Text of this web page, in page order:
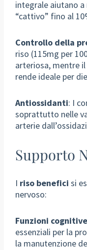
integrale aiutano
“cattivo” fino al
Controllo della
riso (115mg per
arteriosa, mentre
rende ideale per
Antiossidanti: I
soprattutto nelle
arterie
Supporto
I riso benefici si
nervoso:
Funzioni cognitive
essenziali per la
la manutenzione